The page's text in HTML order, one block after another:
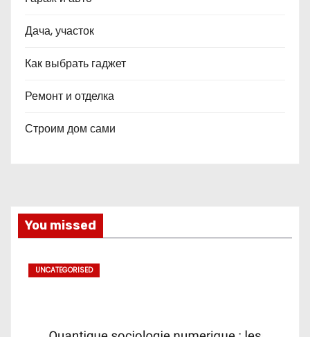
Дача, участок
Как выбрать гаджет
Ремонт и отделка
Строим дом сами
You missed
UNCATEGORISED